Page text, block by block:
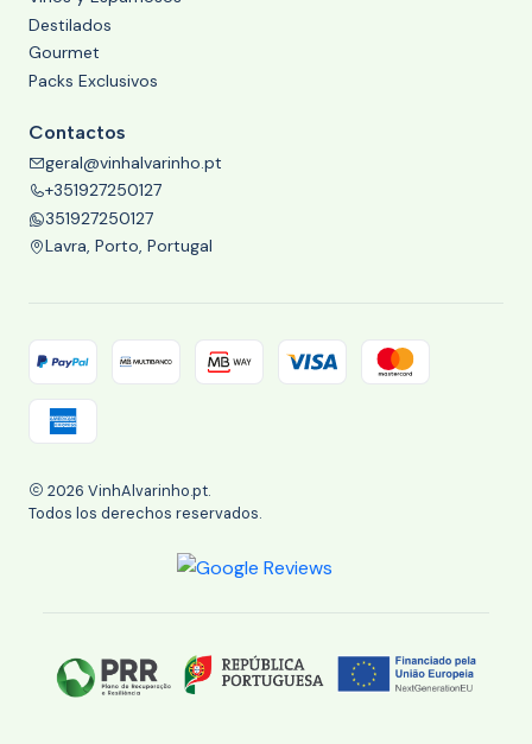
Destilados
Gourmet
Packs Exclusivos
Contactos
geral@vinhalvarinho.pt
+351927250127
351927250127
Lavra, Porto, Portugal
2026 VinhAlvarinho.pt.
Todos los derechos reservados.